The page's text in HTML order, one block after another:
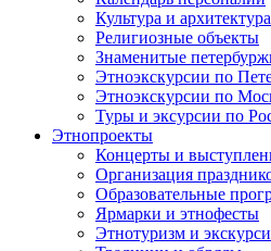
Культура и архитектура
Религиозные объекты
Знаменитые
Этноэкскурсии по
Этноэкскурсии по
Туры и эксурсии по
Этнопроекты
Концерты и
Организация
Образовательные
Ярмарки и этнофесты
Этнотуризм и